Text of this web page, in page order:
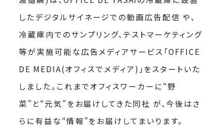
したデジタルサイネージでの動画広告配信 や、
冷蔵庫内でのサンプリング、テストマーケティング
等が実施可能な広告メディアサービス「OFFICE
DE MEDIA(オフィスでメディア)」をスタートいた
しました。これまでオフィスワーカーに“野
菜”と“元気”をお届けしてきた同社 が、今後はさ
らに有益な“情報”をお届けしてまいります。